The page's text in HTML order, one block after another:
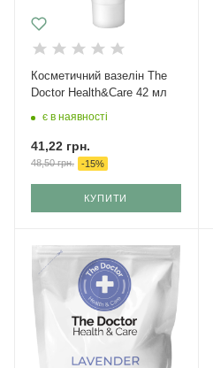
Косметичний вазелін The
Doctor Health&Care 42 мл
є в наявності
41,22 грн.
48,50грн. -15%
КУПИТИ